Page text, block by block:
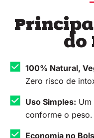
do
100% Natural,
Zero risco de
Uso Simples: Um
conforme o peso.
Economia no